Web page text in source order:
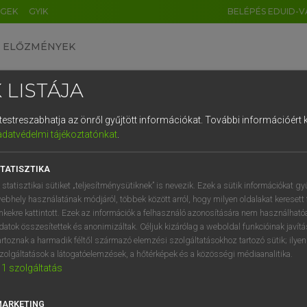
GYIK BELÉPÉS EDUID-
ELŐZMÉNYEK
egyetemes nagyszótár
VAN ELŐFIZETÉSED?
megtekintéséhez.
LISTÁJA
az önről gyűjtött információkat. További információért
tájékoztatónkat.
statisztikai sütiket „teljesítménysütiknek” is nevezik. Ezek a sütik információkat
használatának módjáról, többek között arról, hogy milyen oldalakat keresett
kattintott. Ezek az információk a felhasználó azonosítására nem
összesítettek és anonimizáltak. Céljuk kizárólag a weboldal funkcióinak
a harmadik féltől származó elemzési szolgáltatásokhoz tartozó sütik;
a látogatóelemzések, a hőtérképek és a közösségi médiaanalitika.
1 szolgáltatás
DE CN FR ES IT NL
1 2 3 4 5 6 7 8 9
q w e r t z u i
a s d f g h j k l é
í y x c v b n m , .